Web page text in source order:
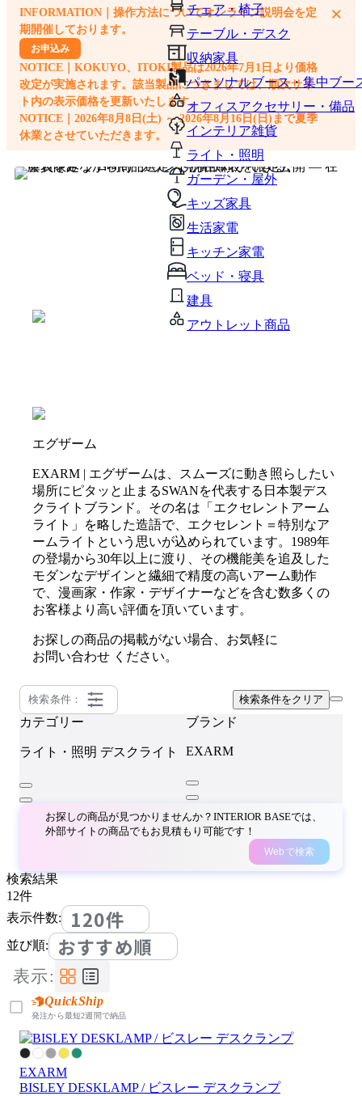
チェア・椅子
テーブル・デスク
収納家具
パーソナルブース・集中ブー
オフィスアクセサリー・備品
インテリア雑貨
ライト・照明
ガーデン・屋外
キッズ家具
生活家電
キッチン家電
ベッド・寝具
建具
アウトレット商品
他のサイトで見つけた商品ページのURLを貼り付けて、カートに追加できます
INFORMATION｜操作方法についてオンライン説明会を定
期開催しております。
お申込み
NOTICE｜KOKUYO、ITOKI製品は2026年7月1日より価格
改定が実施されます。該当製品につきましては、順次サイ
ト内の表示価格を更新いたします。
NOTICE｜2026年8月8日(土) ～ 2026年8月16日(日)まで夏季
休業とさせていただきます。
×
エグザーム
EXARM | エグザームは、スムーズに動き照らしたい
場所にピタッと止まるSWANを代表する日本製デス
クライトブランド。その名は「エクセレントアーム
ライト」を略した造語で、エクセレント＝特別なア
ームライトという思いが込められています。1989年
の登場から30年以上に渡り、その機能美を追及した
モダンなデザインと繊細で精度の高いアーム動作
で、漫画家・作家・デザイナーなどを含む数多くの
お客様より高い評価を頂いています。
お探しの商品の掲載がない場合、お気軽に
お問い合わせ ください。
検索条件： 検索条件をクリア
カテゴリー
ライト・照明 デスクライト
ブランド
EXARM
お探しの商品が見つかりませんか？INTERIOR BASEでは、
外部サイトの商品でもお見積もり可能です！
Webで検索
検索結果
12件
表示件数:
120件
並び順: おすすめ順
表示:
QuickShip
発注から最短2週間で納品
EXARM
BISLEY DESKLAMP / ビスレー デスクランプ